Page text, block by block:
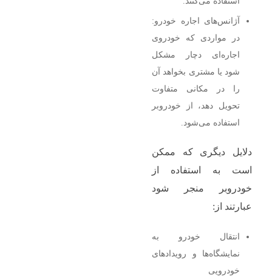
آژانس‌های اجاره خودرو:
در مواردی که خودروی
اجاره‌ای دچار مشکل
شود یا مشتری بخواهد آن
را در مکانی متفاوت
تحویل دهد، از خودروبر
استفاده می‌شود.
دلایل دیگری که ممکن
است به استفاده از
خودروبر منجر شود
عبارتند از:
انتقال خودرو به
نمایشگاه‌ها و رویدادهای
خودرویی